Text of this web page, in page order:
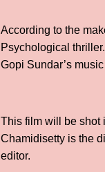
According to the
Psychological
Gopi Sundar’s
This film will be shot
Chamidisetty is the
editor.